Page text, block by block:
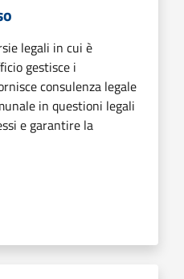
legali in cui è
gestisce i
consulenza legale
in questioni legali
e garantire la